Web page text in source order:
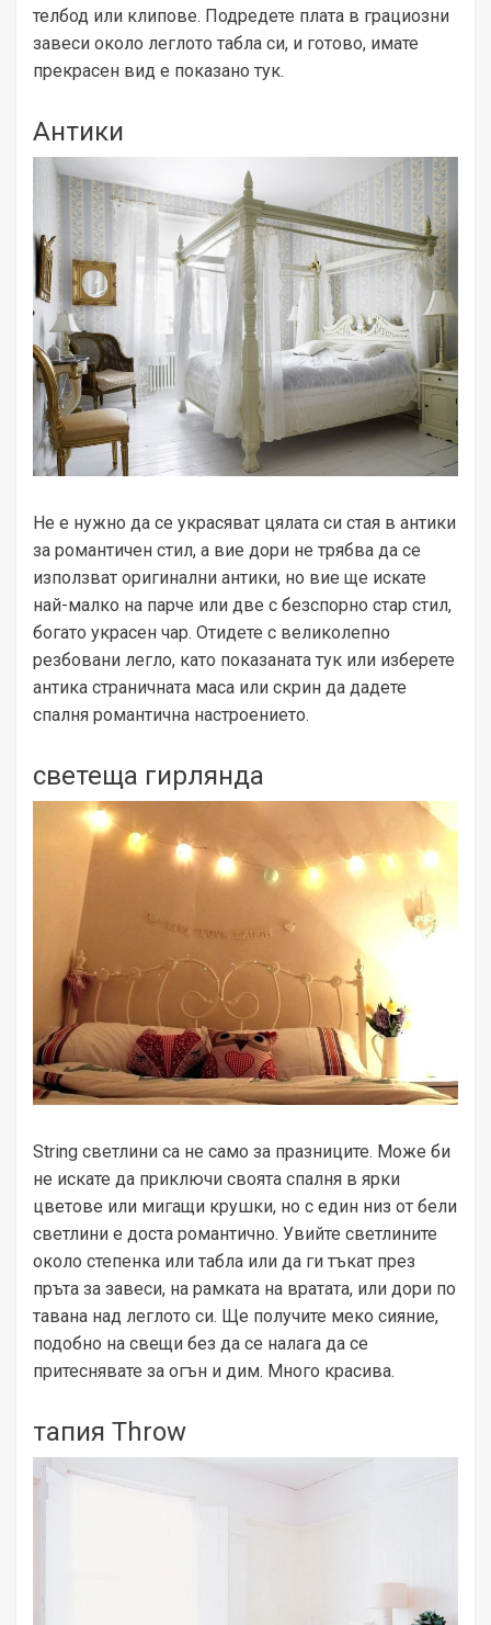
телбод или клипове. Подредете плата в грациозни
завеси около леглото табла си, и готово, имате
прекрасен вид е показано тук.
Антики
Не е нужно да се украсяват цялата си стая в антики
за романтичен стил, а вие дори не трябва да се
използват оригинални антики, но вие ще искате
най-малко на парче или две с безспорно стар стил,
богато украсен чар. Отидете с великолепно
резбовани легло, като показаната тук или изберете
антика страничната маса или скрин да дадете
спалня романтична настроението.
светеща гирлянда
String светлини са не само за празниците. Може би
не искате да приключи своята спалня в ярки
цветове или мигащи крушки, но с един низ от бели
светлини е доста романтично. Увийте светлините
около степенка или табла или да ги тъкат през
пръта за завеси, на рамката на вратата, или дори по
тавана над леглото си. Ще получите меко сияние,
подобно на свещи без да се налага да се
притеснявате за огън и дим. Много красива.
тапия Throw